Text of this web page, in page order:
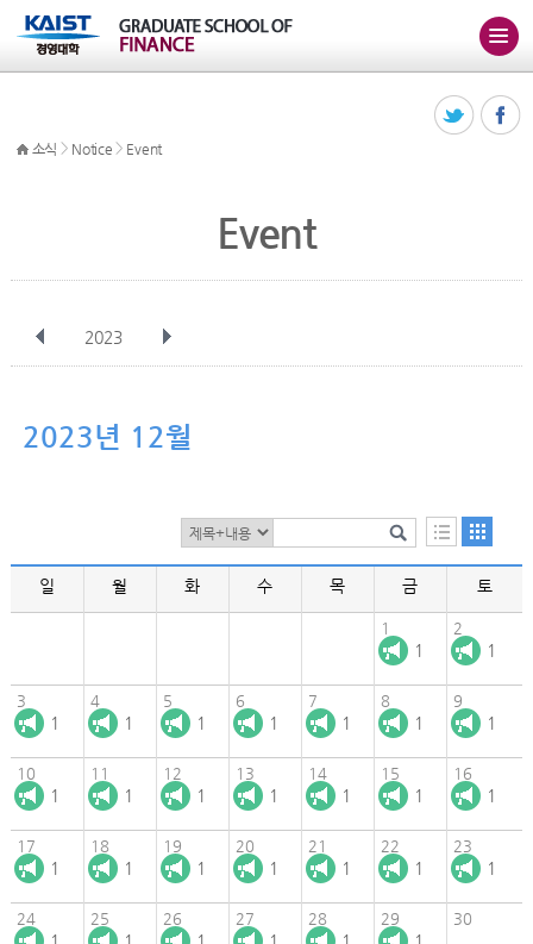
소식 > Notice > Event
Event
2023
12월
2023년 12월
일 월 화 수 목 금 토
1
1
2
1
3
1
4
1
5
1
6
1
7
1
8
1
9
1
10
1
11
1
12
1
13
1
14
1
15
1
16
1
17
1
18
1
19
1
20
1
21
1
22
1
23
1
24 25 26 27 28 29 30